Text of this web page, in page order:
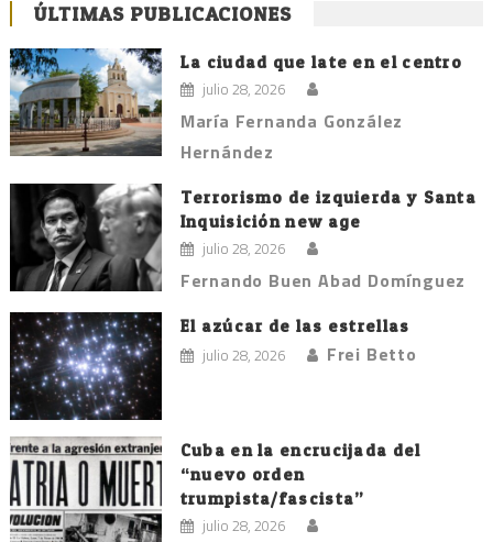
ÚLTIMAS PUBLICACIONES
La ciudad que late en el centro
julio 28, 2026
María Fernanda González
Hernández
Terrorismo de izquierda y Santa
Inquisición new age
julio 28, 2026
Fernando Buen Abad Domínguez
El azúcar de las estrellas
julio 28, 2026 Frei Betto
Cuba en la encrucijada del
“nuevo orden
trumpista/fascista”
julio 28, 2026